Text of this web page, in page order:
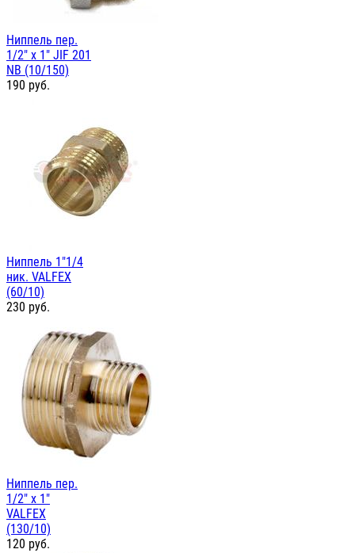
Ниппель пер.
1/2" х 1" JIF 201
NB (10/150)
190 руб.
Ниппель 1"1/4
ник. VALFEX
(60/10)
230 руб.
Ниппель пер.
1/2" х 1"
VALFEX
(130/10)
120 руб.